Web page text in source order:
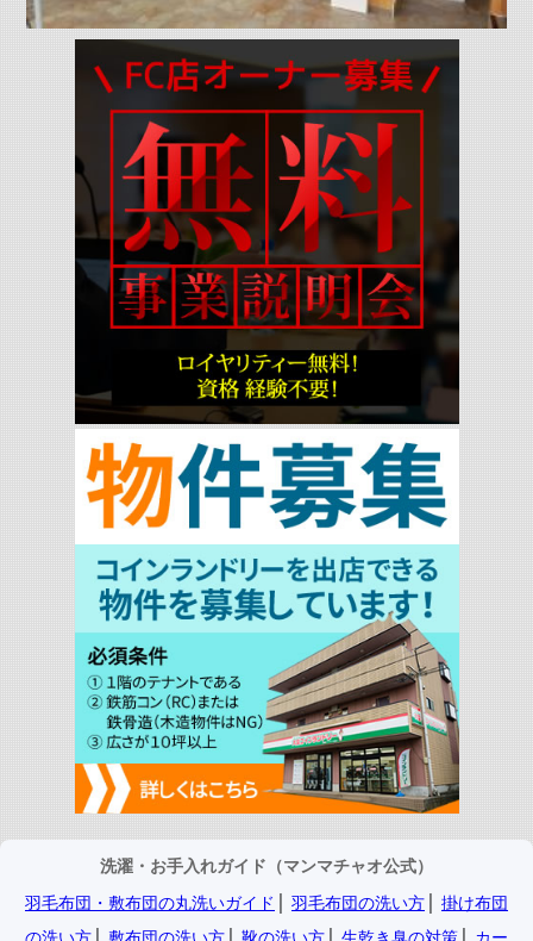
洗濯・お手入れガイド（マンマチャオ公式）
羽毛布団・敷布団の丸洗いガイド 羽毛布団の洗い方
掛け布団